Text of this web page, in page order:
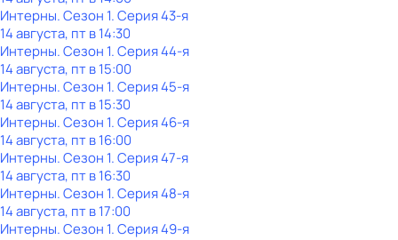
Интерны. Сезон 1. Серия 43-я
14 августа, пт в 14:30
Интерны. Сезон 1. Серия 44-я
14 августа, пт в 15:00
Интерны. Сезон 1. Серия 45-я
14 августа, пт в 15:30
Интерны. Сезон 1. Серия 46-я
14 августа, пт в 16:00
Интерны. Сезон 1. Серия 47-я
14 августа, пт в 16:30
Интерны. Сезон 1. Серия 48-я
14 августа, пт в 17:00
Интерны. Сезон 1. Серия 49-я